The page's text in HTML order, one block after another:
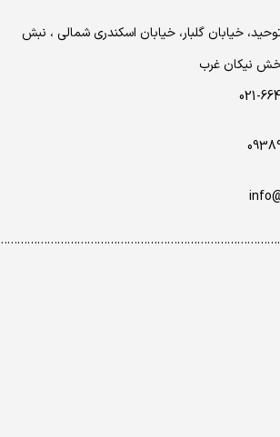
خیابان گلبار، خیابان اسکندری شمالی ، نبش
نیکان غرب